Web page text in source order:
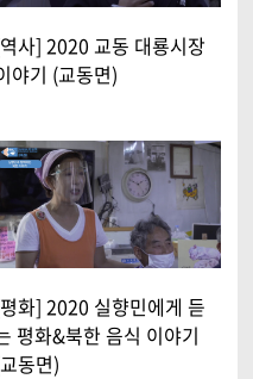
사] 2020 교동 대룡시장
야기 (교동면)
화] 2020 실향민에게 듣
평화&북한 음식 이야기
동면)